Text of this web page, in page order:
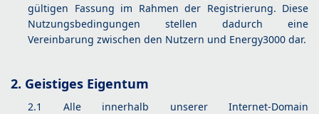
gültigen Fassung im Rahmen der Registrierung. Diese
Nutzungsbedingungen stellen dadurch eine
Vereinbarung zwischen den Nutzern und Energy3000 dar.
2. Geistiges Eigentum
2.1 Alle innerhalb unserer Internet-Domain